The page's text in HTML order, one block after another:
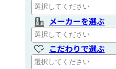
メーカーを選ぶ
こだわりで選ぶ